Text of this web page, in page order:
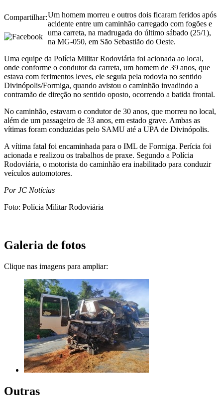
Compartilhar:Um homem morreu e outros dois ficaram feridos após
acidente entre um caminhão carregado com fogões e
uma carreta, na madrugada do último sábado (25/1),
na MG-050, em São Sebastião do Oeste.
Uma equipe da Polícia Militar Rodoviária foi acionada ao local,
onde conforme o condutor da carreta, um homem de 39 anos, que
estava com ferimentos leves, ele seguia pela rodovia no sentido
Divinópolis/Formiga, quando avistou o caminhão invadindo a
contramão de direção no sentido oposto, ocorrendo a batida frontal.
No caminhão, estavam o condutor de 30 anos, que morreu no local,
além de um passageiro de 33 anos, em estado grave. Ambas as
vítimas foram conduzidas pelo SAMU até a UPA de Divinópolis.
A vítima fatal foi encaminhada para o IML de Formiga. Perícia foi
acionada e realizou os trabalhos de praxe. Segundo a Polícia
Rodoviária, o motorista do caminhão era inabilitado para conduzir
veículos automotores.
Por JC Notícias
Foto: Polícia Militar Rodoviária
Galeria de fotos
Clique nas imagens para ampliar:
Outras